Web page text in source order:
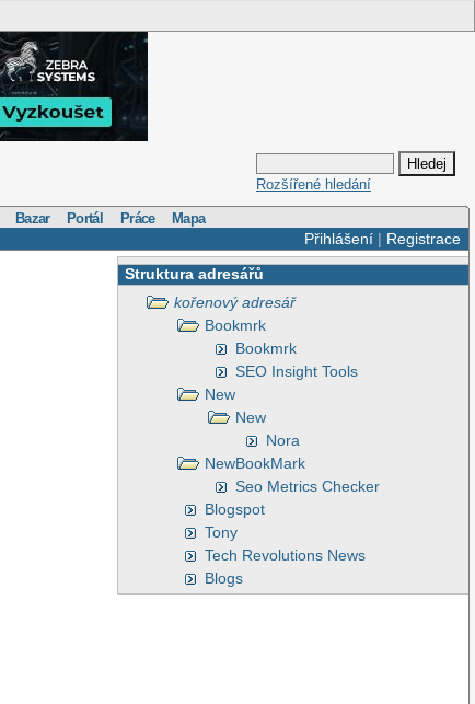
Rozšířené hledání
Bazar Portál Práce Mapa
Přihlášení| Registrace
Struktura adresářů
kořenový adresář
Bookmrk
Bookmrk
SEO Insight Tools
New
New
Nora
NewBookMark
Seo Metrics Checker
Blogspot
Tony
Tech Revolutions News
Blogs